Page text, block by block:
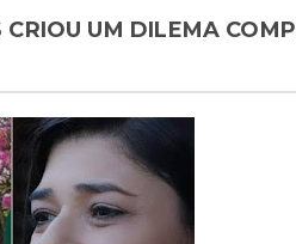
UM DILEMA